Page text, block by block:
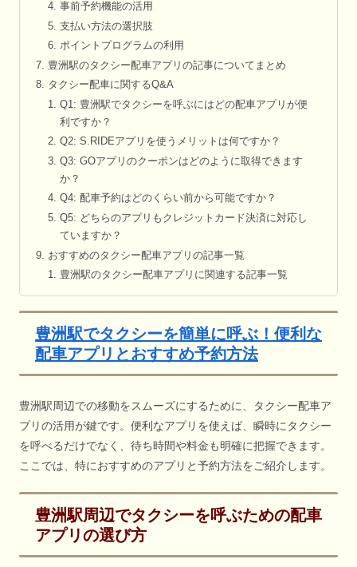
事前予約機能の活用
支払い方法の選択肢
ポイントプログラムの利用
豊洲駅のタクシー配車アプリの記事についてまとめ
タクシー配車に関するQ&A
Q1: 豊洲駅でタクシーを呼ぶにはどの配車アプリが便
利ですか？
Q2: S.RIDEアプリを使うメリットは何ですか？
Q3: GOアプリのクーポンはどのように取得できます
か？
Q4: 配車予約はどのくらい前から可能ですか？
Q5: どちらのアプリもクレジットカード決済に対応し
ていますか？
おすすめのタクシー配車アプリの記事一覧
豊洲駅のタクシー配車アプリに関連する記事一覧
豊洲駅でタクシーを簡単に呼ぶ！便利な
配車アプリとおすすめ予約方法
豊洲駅周辺での移動をスムーズにするために、タクシー配車ア
プリの活用が鍵です。便利なアプリを使えば、瞬時にタクシー
を呼べるだけでなく、待ち時間や料金も明確に把握できます。
ここでは、特におすすめのアプリと予約方法をご紹介します。
豊洲駅周辺でタクシーを呼ぶための配車
アプリの選び方